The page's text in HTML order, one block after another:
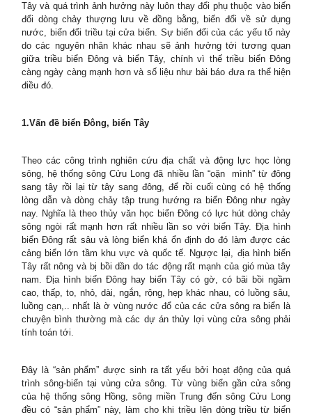
Tây và quá trình ảnh hưởng này luôn thay đổi phụ thuộc vào biến
đổi dòng chảy thượng lưu về đồng bằng, biến đổi về sử dụng
nước, biển đổi triều tại cửa biển. Sự biến đổi của các yếu tố này
do các nguyên nhân khác nhau sẽ ảnh hưởng tới tương quan
giữa triều biển Đông và biển Tây, chính vì thế triều biển Đông
càng ngày càng mạnh hơn và số liệu như bài báo đưa ra thể hiện
điều đó.
1.Vấn đề biển Đông, biển Tây
Theo các công trình nghiên cứu địa chất và động lực học lòng
sông, hệ thống sông Cửu Long đã nhiều lần “oặn mình” từ đông
sang tây rồi lại từ tây sang đông, để rồi cuối cùng có hệ thống
lòng dẫn và dòng chảy tập trung hướng ra biển Đông như ngày
nay. Nghĩa là theo thủy văn học biển Đông có lực hút dòng chảy
sông ngòi rất mạnh hơn rất nhiều lần so với biển Tây. Địa hình
biển Đông rất sâu và lòng biển khá ổn định do đó làm được các
cảng biển lớn tầm khu vực và quốc tế. Ngược lại, địa hình biến
Tây rất nông và bị bồi dần do tác động rất mạnh của gió mùa tây
nam. Địa hình biển Đông hay biển Tây có gờ, có bãi bồi ngầm
cao, thấp, to, nhỏ, dài, ngắn, rộng, hẹp khác nhau, có luồng sâu,
luồng cạn,.. nhất là ờ vùng nước đổ của các cửa sông ra biển là
chuyện bình thường mà các dự án thủy lợi vùng cửa sông phải
tính toán tới.
Đây là “sản phẩm” được sinh ra tất yếu bởi hoạt động của quá
trình sông-biển tại vùng cửa sông. Từ vùng biển gần cửa sông
của hệ thống sông Hồng, sông miền Trung đến sông Cửu Long
đều có “sản phẩm” này, làm cho khi triều lên dòng triều từ biển